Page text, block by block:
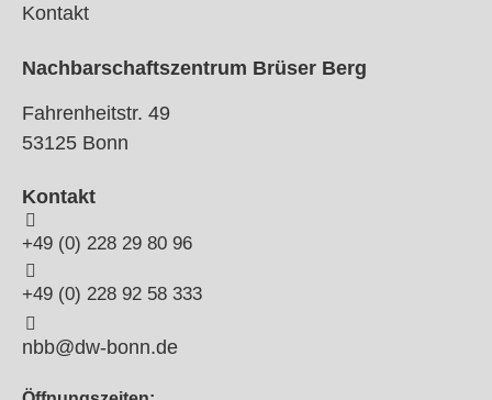
Kontakt
Nachbarschaftszentrum Brüser Berg
Fahrenheitstr. 49
53125 Bonn
Kontakt
+49 (0) 228 29 80 96
+49 (0) 228 92 58 333
nbb@dw-bonn.de